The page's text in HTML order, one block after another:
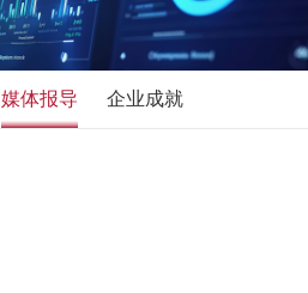
媒体报导 企业成就